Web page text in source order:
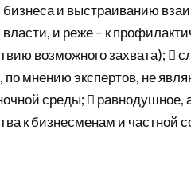
бизнеса и выстраиванию
и реже – к
возможного захвата); 
мнению экспертов, не
среды;  равнодушное,
к бизнесменам и частной